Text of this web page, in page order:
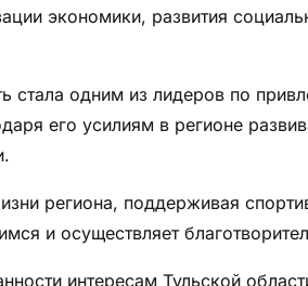
экономики, развития
одним из лидеров по
его усилиям в регионе
региона, поддерживая
и осуществляет
интересам Тульской